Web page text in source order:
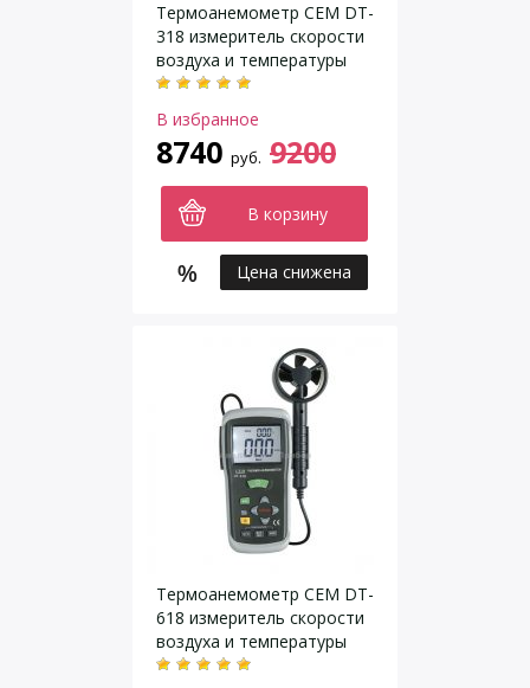
Термоанемометр CEM DT-
318 измеритель скорости
воздуха и температуры
В избранное
8740 руб. 9200
В корзину
Цена снижена
Термоанемометр CEM DT-
618 измеритель скорости
воздуха и температуры